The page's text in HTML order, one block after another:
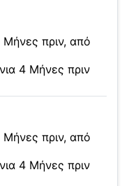
πριν, από
4 Μήνες πριν
πριν, από
4 Μήνες πριν